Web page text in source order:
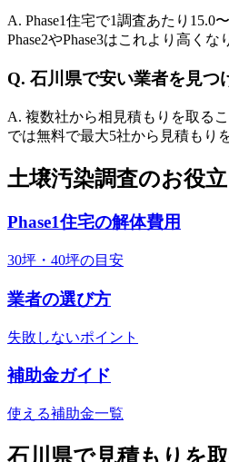
A. Phase1住宅で1調査あたり 15.0〜
Phase2やPhase3はこれより高くな
Q. 石川県で安い業者を見つ
A. 複数社から相見積もりを取る
では無料で最大5社から見積もり
土壌汚染調査のお役
Phase1住宅の解体費用
30坪・40坪の目安
業者の選び方
失敗しないポイント
補助金ガイド
使える補助金一覧
石川県で見積もりを